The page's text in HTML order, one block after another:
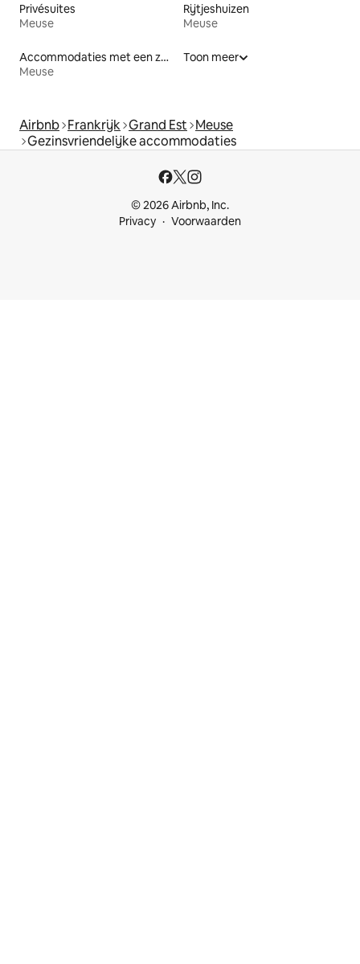
Privésuites
Meuse
Rijtjeshuizen
Meuse
Accommodaties met een zwembad
Meuse
Toon meer
Airbnb Frankrijk Grand Est Meuse
Gezinsvriendelijke accommodaties
© 2026 Airbnb, Inc.
Privacy
Voorwaarden